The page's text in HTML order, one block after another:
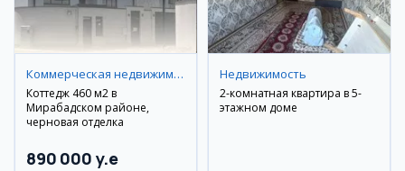
Коммерческая недвижимость
Коттедж 460 м2 в
Мирабадском районе,
черновая отделка
890 000 y.e
Недвижимость
2-комнатная квартира в 5-
этажном доме